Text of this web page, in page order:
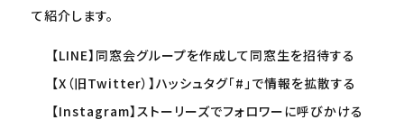
て紹介します。
【LINE】同窓会グループを作成して同窓生を招待する
【X（旧Twitter）】ハッシュタグ「#」で情報を拡散する
【Instagram】ストーリーズでフォロワーに呼びかける